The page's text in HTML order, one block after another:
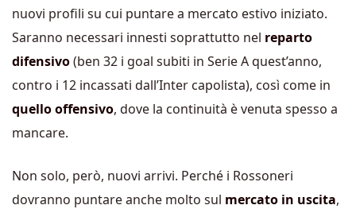
nuovi profili su cui puntare a mercato estivo iniziato.
Saranno necessari innesti soprattutto nel reparto
difensivo(ben 32 i goal subiti in Serie A quest’anno,
contro i 12 incassati dall’Inter capolista), così come in
quello offensivo, dove la continuità è venuta spesso a
mancare.
Non solo, però, nuovi arrivi. Perché i Rossoneri
dovranno puntare anche molto sul mercato in uscita,